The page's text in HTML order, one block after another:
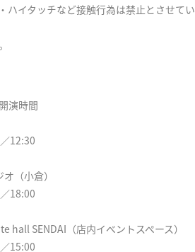
ハイタッチなど接触行為は禁止とさせてい
演時間
12:30
（小倉）
18:00
hall SENDAI（店内イベントスペース）
15:00